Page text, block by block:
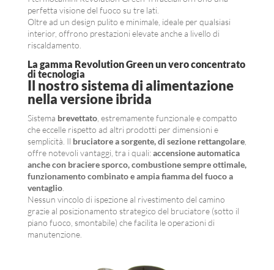
perfetta visione del fuoco su tre lati.
Oltre ad un design pulito e minimale, ideale per qualsiasi
interior, offrono prestazioni elevate anche a livello di
riscaldamento.
La gamma Revolution Green un vero concentrato
di tecnologia
Il nostro sistema di alimentazione
nella versione ibrida
Sistema brevettato, estremamente funzionale e compatto
che eccelle rispetto ad altri prodotti per dimensioni e
semplicità. Il bruciatore a sorgente, di sezione rettangolare,
offre notevoli vantaggi, tra i quali:accensione automatica
anche con braciere sporco, combustione sempre ottimale,
funzionamento combinato e ampia fiamma del fuoco a
ventaglio.
Nessun vincolo di ispezione al rivestimento del camino
grazie al posizionamento strategico del bruciatore (sotto il
piano fuoco, smontabile) che facilita le operazioni di
manutenzione.